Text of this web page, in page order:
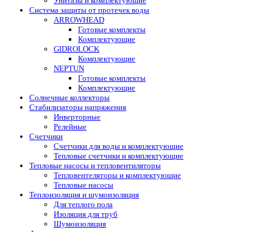
Система защиты от протечек воды
ARROWHEAD
Готовые комплекты
Комплектующие
GIDROLOCK
Комплектующие
NEPTUN
Готовые комплекты
Комплектующие
Солнечные коллекторы
Стабилизаторы напряжения
Инверторные
Релейные
Счетчики
Счетчики для воды и комплектующие
Тепловые счетчики и комплектующие
Тепловые насосы и тепловентиляторы
Тепловентеляторы и комплектующие
Тепловые насосы
Теплоизоляция и шумоизоляция
Для теплого пола
Изоляция для труб
Шумоизоляция